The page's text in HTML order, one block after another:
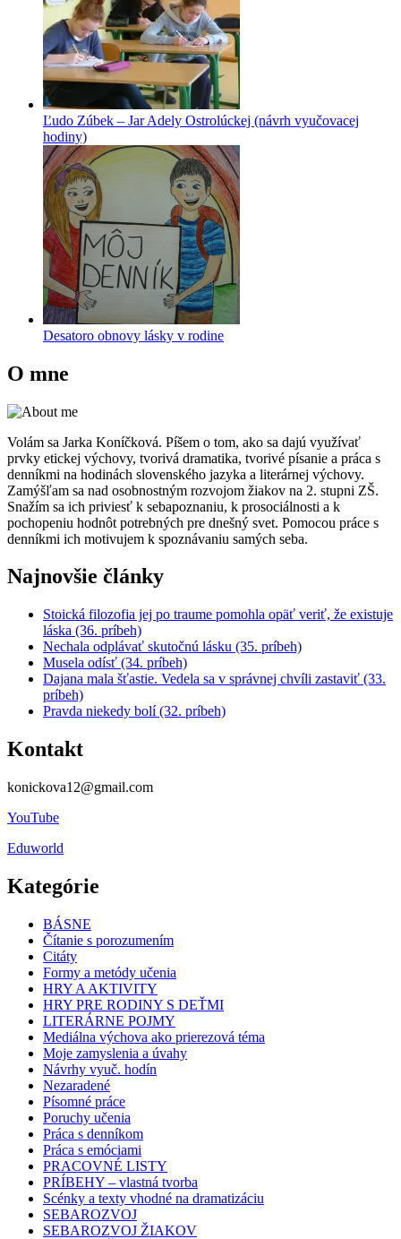
Ľudo Zúbek – Jar Adely Ostrolúckej (návrh vyučovacej
hodiny)
Desatoro obnovy lásky v rodine
O mne
Volám sa Jarka Koníčková. Píšem o tom, ako sa dajú využívať
prvky etickej výchovy, tvorivá dramatika, tvorivé písanie a práca s
denníkmi na hodinách slovenského jazyka a literárnej výchovy.
Zamýšľam sa nad osobnostným rozvojom žiakov na 2. stupni ZŠ.
Snažím sa ich priviesť k sebapoznaniu, k prosociálnosti a k
pochopeniu hodnôt potrebných pre dnešný svet. Pomocou práce s
denníkmi ich motivujem k spoznávaniu samých seba.
Najnovšie články
Stoická filozofia jej po traume pomohla opäť veriť, že existuje
láska (36. príbeh)
Nechala odplávať skutočnú lásku (35. príbeh)
Musela odísť (34. príbeh)
Dajana mala šťastie. Vedela sa v správnej chvíli zastaviť (33.
príbeh)
Pravda niekedy bolí (32. príbeh)
Kontakt
konickova12@gmail.com
YouTube
Eduworld
Kategórie
BÁSNE
Čítanie s porozumením
Citáty
Formy a metódy učenia
HRY A AKTIVITY
HRY PRE RODINY S DEŤMI
LITERÁRNE POJMY
Mediálna výchova ako prierezová téma
Moje zamyslenia a úvahy
Návrhy vyuč. hodín
Nezaradené
Písomné práce
Poruchy učenia
Práca s denníkom
Práca s emóciami
PRACOVNÉ LISTY
PRÍBEHY – vlastná tvorba
Scénky a texty vhodné na dramatizáciu
SEBAROZVOJ
SEBAROZVOJ ŽIAKOV